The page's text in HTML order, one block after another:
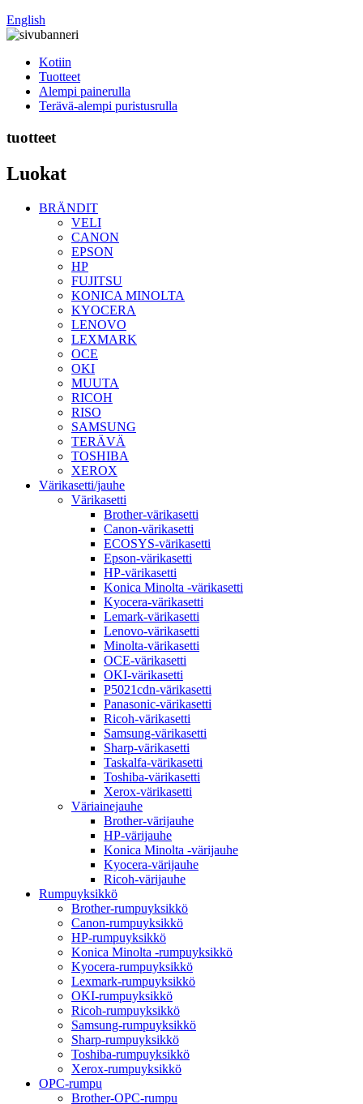
English
Kotiin
Tuotteet
Alempi painerulla
Terävä-alempi puristusrulla
tuotteet
Luokat
BRÄNDIT
VELI
CANON
EPSON
HP
FUJITSU
KONICA MINOLTA
KYOCERA
LENOVO
LEXMARK
OCE
OKI
MUUTA
RICOH
RISO
SAMSUNG
TERÄVÄ
TOSHIBA
XEROX
Värikasetti/jauhe
Värikasetti
Brother-värikasetti
Canon-värikasetti
ECOSYS-värikasetti
Epson-värikasetti
HP-värikasetti
Konica Minolta -värikasetti
Kyocera-värikasetti
Lemark-värikasetti
Lenovo-värikasetti
Minolta-värikasetti
OCE-värikasetti
OKI-värikasetti
P5021cdn-värikasetti
Panasonic-värikasetti
Ricoh-värikasetti
Samsung-värikasetti
Sharp-värikasetti
Taskalfa-värikasetti
Toshiba-värikasetti
Xerox-värikasetti
Väriainejauhe
Brother-värijauhe
HP-värijauhe
Konica Minolta -värijauhe
Kyocera-värijauhe
Ricoh-värijauhe
Rumpuyksikkö
Brother-rumpuyksikkö
Canon-rumpuyksikkö
HP-rumpuyksikkö
Konica Minolta -rumpuyksikkö
Kyocera-rumpuyksikkö
Lexmark-rumpuyksikkö
OKI-rumpuyksikkö
Ricoh-rumpuyksikkö
Samsung-rumpuyksikkö
Sharp-rumpuyksikkö
Toshiba-rumpuyksikkö
Xerox-rumpuyksikkö
OPC-rumpu
Brother-OPC-rumpu